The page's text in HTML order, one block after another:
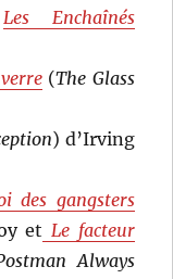
Les Enchaînés
(The Glass
) d’Irving
des gangsters
et Le facteur
Always